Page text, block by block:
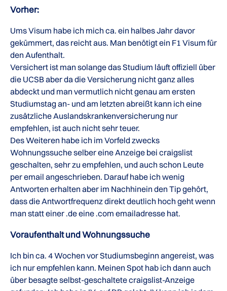
Vorher:
Ums Visum habe ich mich ca. ein halbes Jahr davor
gekümmert, das reicht aus. Man benötigt ein F1 Visum für
den Aufenthalt.
Versichert ist man solange das Studium läuft offiziell über
die UCSB aber da die Versicherung nicht ganz alles
abdeckt und man vermutlich nicht genau am ersten
Studiumstag an- und am letzten abreißt kann ich eine
zusätzliche Auslandskrankenversicherung nur
empfehlen, ist auch nicht sehr teuer.
Des Weiteren habe ich im Vorfeld zwecks
Wohnungssuche selber eine Anzeige bei craigslist
geschalten, sehr zu empfehlen, und auch schon Leute
per email angeschrieben. Darauf habe ich wenig
Antworten erhalten aber im Nachhinein den Tip gehört,
dass die Antwortfrequenz direkt deutlich hoch geht wenn
man statt einer .de eine .com emailadresse hat.
Voraufenthalt und Wohnungssuche
Ich bin ca. 4 Wochen vor Studiumsbeginn angereist, was
ich nur empfehlen kann. Meinen Spot hab ich dann auch
über besagte selbst-geschaltete craigslist-Anzeige